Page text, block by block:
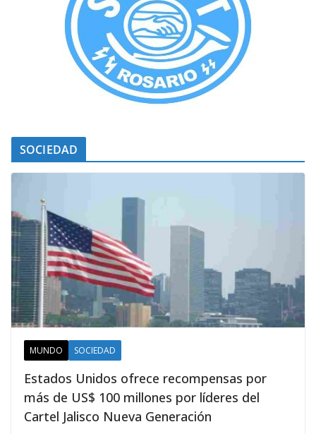
SOCIEDAD
MUNDO SOCIEDAD
Estados Unidos ofrece recompensas por
más de US$ 100 millones por líderes del
Cartel Jalisco Nueva Generación